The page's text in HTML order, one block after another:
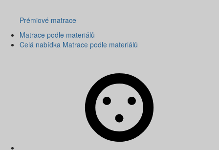
Prémiové matrace
Matrace podle materiálů
Celá nabídka Matrace podle materiálů